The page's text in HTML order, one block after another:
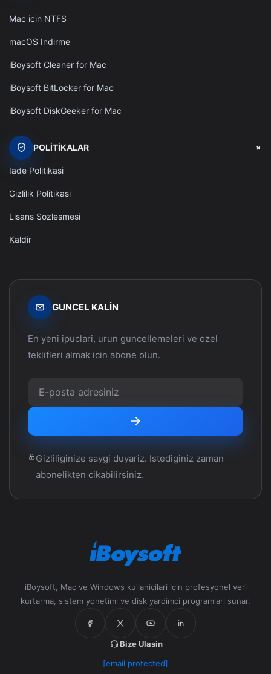
Mac icin NTFS
macOS Indirme
iBoysoft Cleaner for Mac
iBoysoft BitLocker for Mac
iBoysoft DiskGeeker for Mac
POLITIKALAR +
Iade Politikasi
Gizlilik Politikasi
Lisans Sozlesmesi
Kaldir
GUNCEL KALIN
En yeni ipuclari, urun guncellemeleri ve ozel
teklifleri almak icin abone olun.
Gizliliginize saygi duyariz. Istediginiz zaman
abonelikten cikabilirsiniz.
iBoysoft, Mac ve Windows kullanicilari icin profesyonel veri
kurtarma, sistem yonetimi ve disk yardimci programlari sunar.
Bize Ulasin
[email protected]